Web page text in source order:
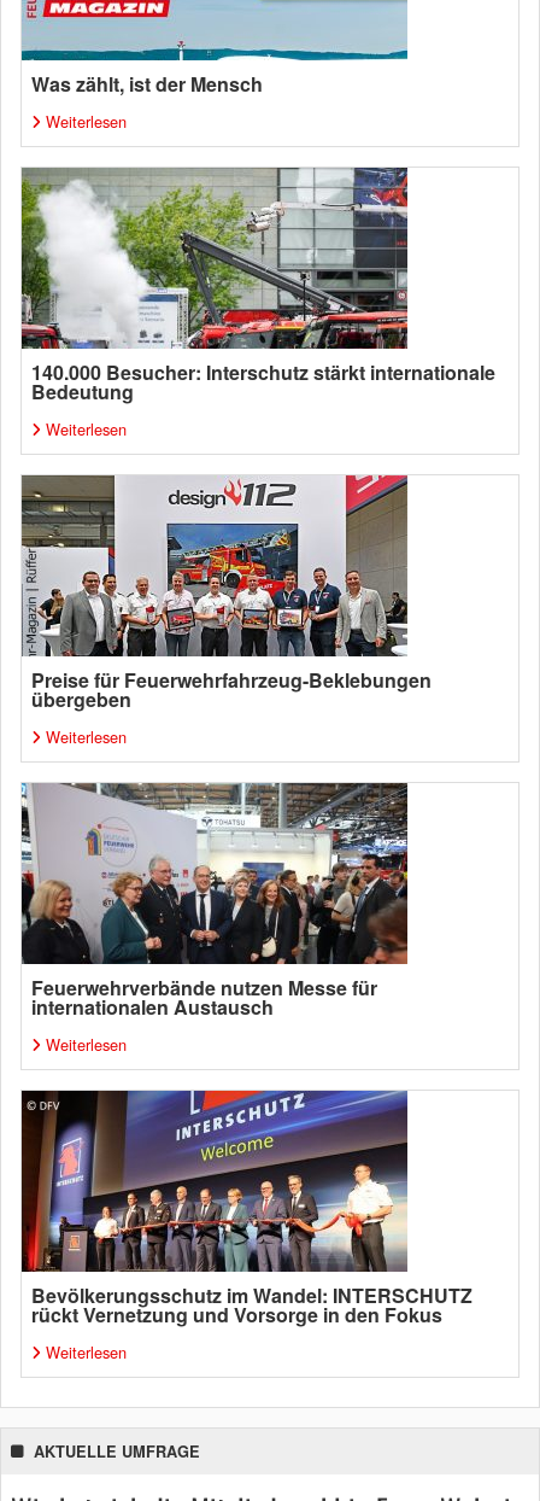
Was zählt, ist der Mensch
Weiterlesen
140.000 Besucher: Interschutz stärkt internationale
Bedeutung
Weiterlesen
Preise für Feuerwehrfahrzeug-Beklebungen
übergeben
Weiterlesen
Feuerwehrverbände nutzen Messe für
internationalen Austausch
Weiterlesen
Bevölkerungsschutz im Wandel: INTERSCHUTZ
rückt Vernetzung und Vorsorge in den Fokus
Weiterlesen
AKTUELLE UMFRAGE